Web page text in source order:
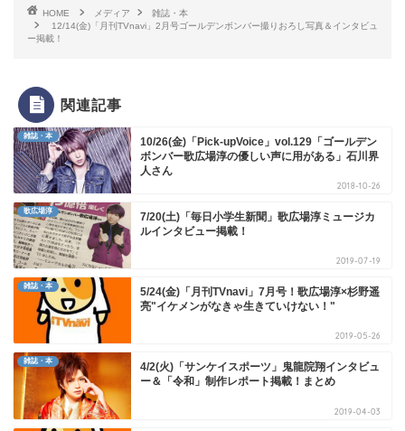
HOME メディア
雑誌・本
12/14(金)「月刊TVnavi」2月号ゴールデンボンバー撮りおろし写真＆インタビュ
ー掲載！
関連記事
雑誌・本
10/26(金)「Pick-upVoice」vol.129「ゴールデン
ボンバー歌広場淳の優しい声に用がある」石川界
人さん
2018-10-26
歌広場淳
7/20(土)「毎日小学生新聞」歌広場淳ミュージカ
ルインタビュー掲載！
2019-07-19
雑誌・本
5/24(金)「月刊TVnavi」7月号！歌広場淳×杉野遥
亮"イケメンがなきゃ生きていけない！"
2019-05-26
雑誌・本
4/2(火)「サンケイスポーツ」鬼龍院翔インタビュ
ー＆「令和」制作レポート掲載！まとめ
2019-04-03